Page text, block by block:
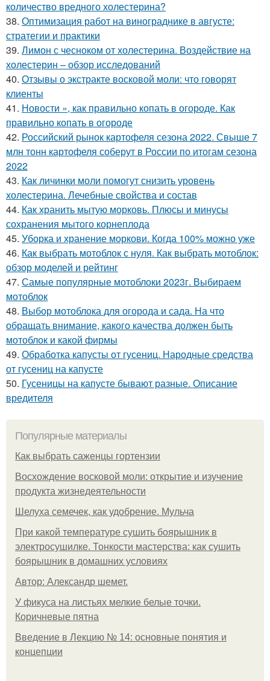
количество вредного холестерина?
38. Оптимизация работ на винограднике в августе:
стратегии и практики
39. Лимон с чесноком от холестерина. Воздействие на
холестерин – обзор исследований
40. Отзывы о экстракте восковой моли: что говорят
клиенты
41. Новости », как правильно копать в огороде. Как
правильно копать в огороде
42. Российский рынок картофеля сезона 2022. Свыше 7
млн тонн картофеля соберут в России по итогам сезона
2022
43. Как личинки моли помогут снизить уровень
холестерина. Лечебные свойства и состав
44. Как хранить мытую морковь. Плюсы и минусы
сохранения мытого корнеплода
45. Уборка и хранение моркови. Когда 100% можно уже
46. Как выбрать мотоблок с нуля. Как выбрать мотоблок:
обзор моделей и рейтинг
47. Самые популярные мотоблоки 2023г. Выбираем
мотоблок
48. Выбор мотоблока для огорода и сада. На что
обращать внимание, какого качества должен быть
мотоблок и какой фирмы
49. Обработка капусты от гусениц. Народные средства
от гусениц на капусте
50. Гусеницы на капусте бывают разные. Описание
вредителя
Популярные материалы
Как выбрать саженцы гортензии
Восхождение восковой моли: открытие и изучение
продукта жизнедеятельности
Шелуха семечек, как удобрение. Мульча
При какой температуре сушить боярышник в
электросушилке. Тонкости мастерства: как сушить
боярышник в домашних условиях
Автор: Александр шемет.
У фикуса на листьях мелкие белые точки.
Коричневые пятна
Введение в Лекцию № 14: основные понятия и
концепции